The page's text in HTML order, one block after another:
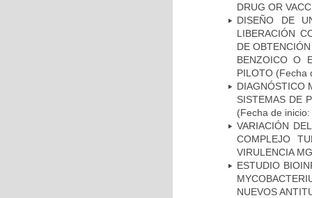
DRUG OR
DISEÑO DE
LIBERACIÓN
DE
BENZOICO O
PILOTO (Fecha
DIAGNÓSTICO
SISTEMAS DE
(Fecha de
VARIACIÓN
COMPLEJO
VIRULENCIA
ESTUDIO
NUEVOS